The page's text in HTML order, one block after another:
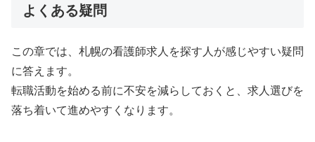
よくある疑問
この章では、札幌の看護師求人を探す人が感じやすい疑問
に答えます。
転職活動を始める前に不安を減らしておくと、求人選びを
落ち着いて進めやすくなります。